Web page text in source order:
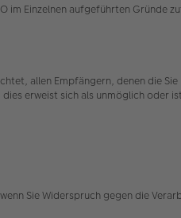
im Einzelnen aufgeführten Gründe
allen Empfängern, denen die
erweist sich als unmöglich oder
Sie Widerspruch gegen die